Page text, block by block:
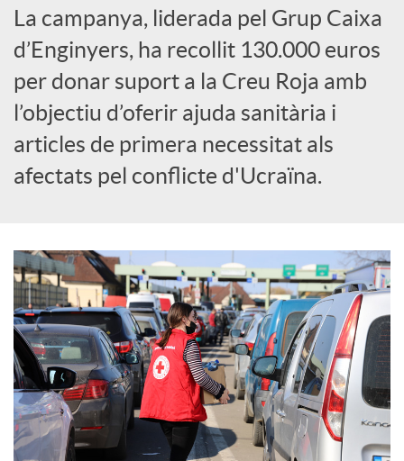
o
r
d
e
c
o
n
t
La campanya, liderada pel Grup Caixa
d’Enginyers, ha recollit 130.000 euros
per donar suport a la Creu Roja amb
l’objectiu d’oferir ajuda sanitària i
articles de primera necessitat als
afectats pel conflicte d'Ucraïna.